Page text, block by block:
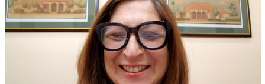
Más recursos
e
s